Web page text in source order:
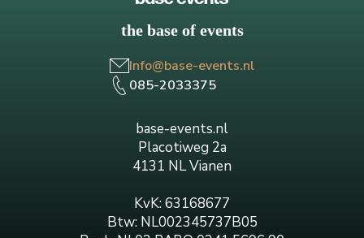
the base of events
Info@base-events.nl
085-2033375
base-events.nl
Placotiweg 2a
4131 NL Vianen
KvK: 63168677
Btw: NL002345737B05